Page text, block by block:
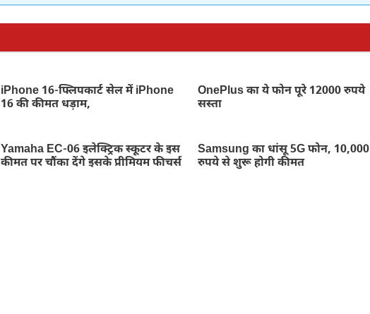
iPhone 16-फ्लिपकार्ट सेल में iPhone
16 की कीमत धड़ाम,
OnePlus का ये फोन पूरे 12000 रुपये
सस्ता
Yamaha EC-06 इलेक्ट्रिक स्कूटर के इस
कीमत पर चौंका देंगे इसके प्रीमियम फीचर्स
Samsung का धांसू 5G फोन, 10,000
रुपये से शुरू होगी कीमत